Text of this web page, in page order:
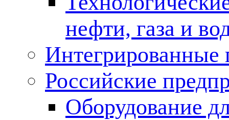
нефти, газа и
Российские
Оборудование